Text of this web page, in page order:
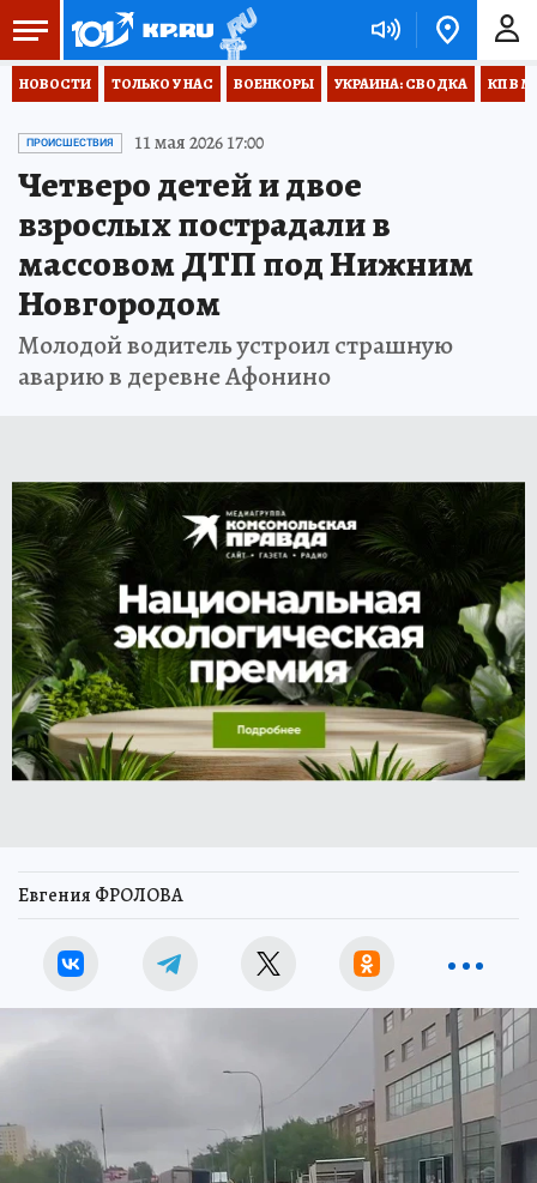
НОВОСТИ ТОЛЬКО У НАС ВОЕНКОРЫ УКРАИНА: СВОДКА КП В
ПРОИСШЕСТВИЯ 11 мая 2026 17:00
Четверо детей и двое
взрослых пострадали в
массовом ДТП под Нижним
Новгородом
Молодой водитель устроил страшную
аварию в деревне Афонино
Евгения ФРОЛОВА